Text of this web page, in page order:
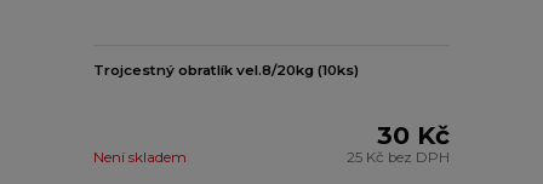
Trojcestný obratlík vel.8/20kg (10ks)
30 Kč
25 Kč bez DPH
Není skladem